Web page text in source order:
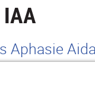
IAA
Aphasie